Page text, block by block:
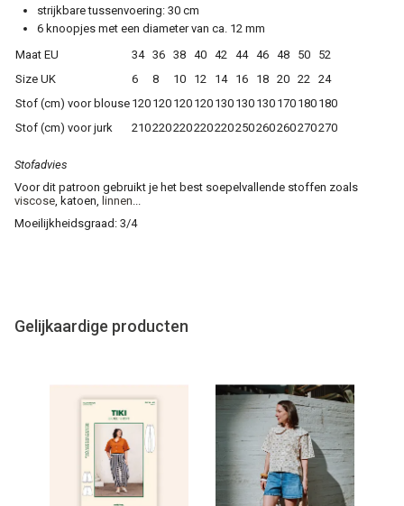
strijkbare tussenvoering: 30 cm
6 knoopjes met een diameter van ca. 12 mm
Maat EU
34 36 38 40 42 44 46 48 50
52
Size UK
6 8 10 12 14 16 18 20 22
24
Stof (cm) voor blouse 120 120 120 120 130 130 130 170 180 180
Stof (cm) voor jurk
210220220220220250260260270270
Stofadvies
Voor dit patroon gebruikt je het best soepelvallende stoffen zoals
viscose , katoen, linnen
Moeilijkheidsgraad: 3/4
Gelijkaardige producten